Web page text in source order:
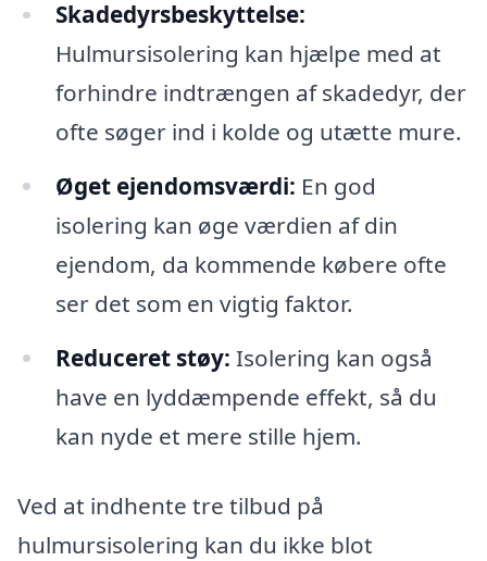
Skadedyrsbeskyttelse:
Hulmursisolering kan hjælpe med at
forhindre indtrængen af skadedyr, der
ofte søger ind i kolde og utætte mure.
Øget ejendomsværdi: En god
isolering kan øge værdien af din
ejendom, da kommende købere ofte
ser det som en vigtig faktor.
Reduceret støy: Isolering kan også
have en lyddæmpende effekt, så du
kan nyde et mere stille hjem.
Ved at indhente tre tilbud på
hulmursisolering kan du ikke blot